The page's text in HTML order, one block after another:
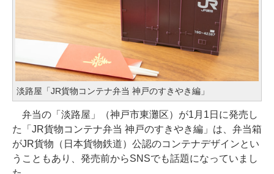
淡路屋「JR貨物コンテナ弁当 神戸のすきやき編」
弁当の「淡路屋」（神戸市東灘区）が1月1日に発売し
た「JR貨物コンテナ弁当 神戸のすきやき編」は、弁当箱
がJR貨物（日本貨物鉄道）公認のコンテナデザインとい
うこともあり、発売前からSNSでも話題になっていまし